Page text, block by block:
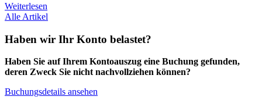
Weiterlesen
Alle Artikel
Haben wir Ihr Konto belastet?
Haben Sie auf Ihrem Kontoauszug eine Buchung gefunden,
deren Zweck Sie nicht nachvollziehen können?
Buchungsdetails ansehen